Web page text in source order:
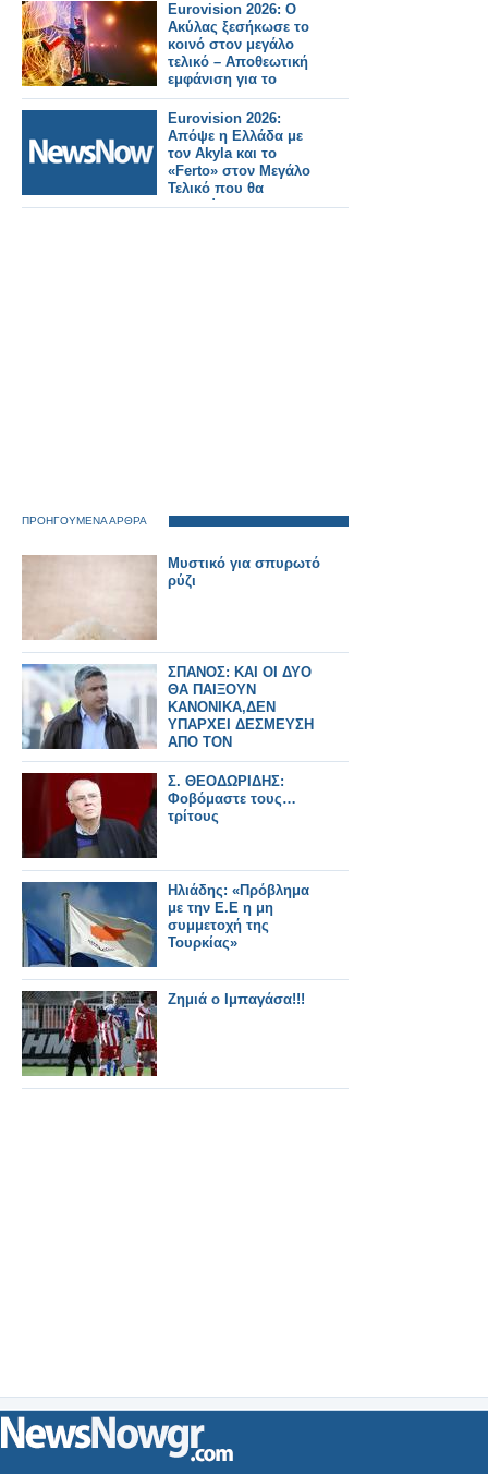
Eurovision 2026: Ο
Ακύλας ξεσήκωσε το
κοινό στον μεγάλο
τελικό – Αποθεωτική
εμφάνιση για το
«Ferto»
Eurovision 2026:
Απόψε η Ελλάδα με
τον Akyla και το
«Ferto» στον Μεγάλο
Τελικό που θα
μεταδώσει η ΕΡΤ1
ΠΡΟΗΓΟΥΜΕΝΑ ΑΡΘΡΑ
Μυστικό για σπυρωτό
ρύζι
ΣΠΑΝΟΣ: ΚΑΙ ΟΙ ΔΥΟ
ΘΑ ΠΑΙΞΟΥΝ
ΚΑΝΟΝΙΚΑ,ΔΕΝ
ΥΠΑΡΧΕΙ ΔΕΣΜΕΥΣΗ
ΑΠΟ ΤΟΝ
ΟΛΥΜΠΙΑΚΟ!
Σ. ΘΕΟΔΩΡΙΔΗΣ:
Φοβόμαστε τους…
τρίτους
Ηλιάδης: «Πρόβλημα
με την Ε.Ε η μη
συμμετοχή της
Τουρκίας»
Ζημιά ο Ιμπαγάσα!!!